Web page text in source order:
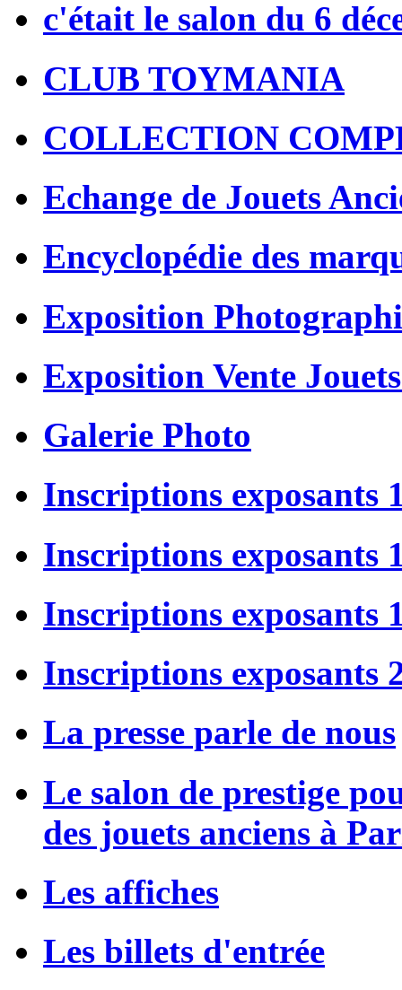
c'était le salon du 6
CLUB TOYMANIA
COLLECTION
Echange de Jouets
Encyclopédie des
Exposition
Exposition Vente
Galerie Photo
Inscriptions exposants
Inscriptions exposants
Inscriptions exposants
Inscriptions exposants
La presse parle de nous
Le salon de prestige
des jouets anciens à
Les affiches
Les billets d'entrée